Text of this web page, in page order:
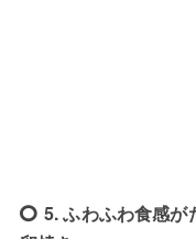
5. ふわふわ食感が